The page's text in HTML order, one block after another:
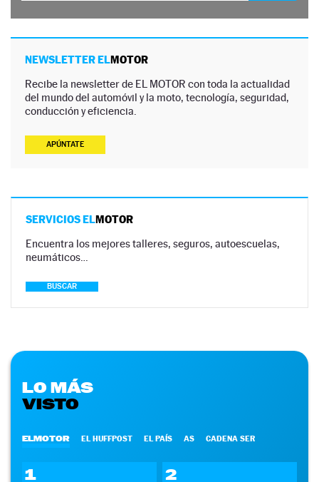
NEWSLETTER ELMOTOR
Recibe la newsletter de EL MOTOR con toda la actualidad
del mundo del automóvil y la moto, tecnología, seguridad,
conducción y eficiencia.
APÚNTATE
SERVICIOS ELMOTOR
Encuentra los mejores talleres, seguros, autoescuelas,
neumáticos…
BUSCAR
LO MÁS
VISTO
ELMOTOR EL HUFFPOST EL PAÍS AS CADENA SER
1 2